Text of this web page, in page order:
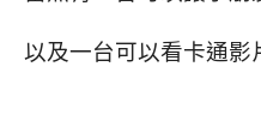
以及一台可以看卡通影